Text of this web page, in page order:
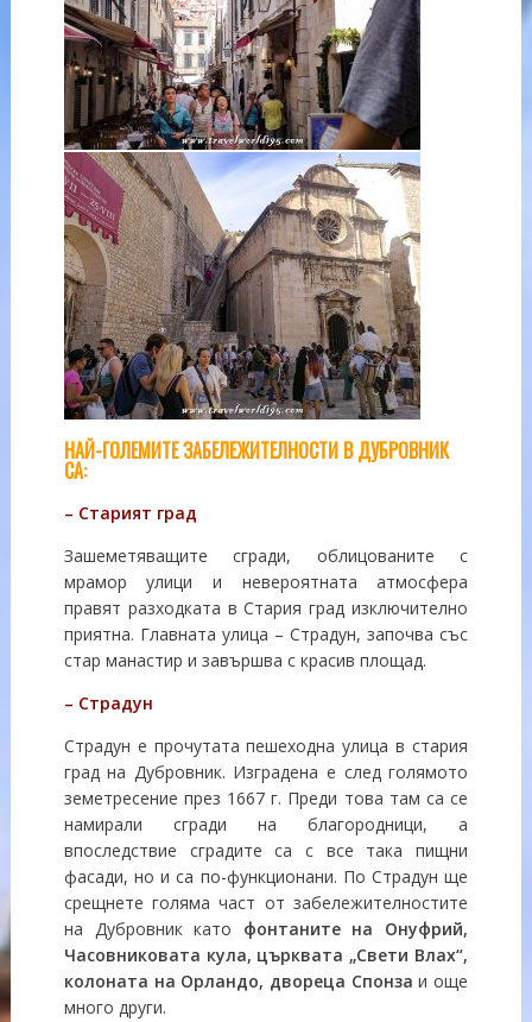
НАЙ-ГОЛЕМИТЕ ЗАБЕЛЕЖИТЕЛНОСТИ В ДУБРОВНИК
СА:
– Старият град
Зашеметяващите сгради, облицованите с
мрамор улици и невероятната атмосфера
правят разходката в Стария град изключително
приятна. Главната улица – Страдун, започва със
стар манастир и завършва с красив площад.
– Страдун
Страдун е прочутата пешеходна улица в стария
град на Дубровник. Изградена е след голямото
земетресение през 1667 г. Преди това там са се
намирали сгради на благородници, а
впоследствие сградите са с все така пищни
фасади, но и са по-функционани. По Страдун ще
срещнете голяма част от забележителностите
на Дубровник като фонтаните на Онуфрий,
Часовниковата кула, църквата „Свети Влах“,
колоната на Орландо, двореца Спонза и още
много други.